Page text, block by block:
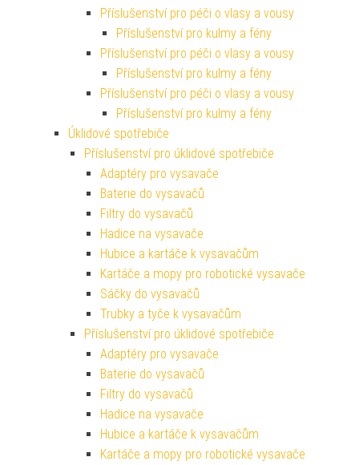
Příslušenství pro péči o vlasy a vousy
Příslušenství pro kulmy a fény
Příslušenství pro péči o vlasy a vousy
Příslušenství pro kulmy a fény
Příslušenství pro péči o vlasy a vousy
Příslušenství pro kulmy a fény
Úklidové spotřebiče
Příslušenství pro úklidové spotřebiče
Adaptéry pro vysavače
Baterie do vysavačů
Filtry do vysavačů
Hadice na vysavače
Hubice a kartáče k vysavačům
Kartáče a mopy pro robotické vysavače
Sáčky do vysavačů
Trubky a tyče k vysavačům
Příslušenství pro úklidové spotřebiče
Adaptéry pro vysavače
Baterie do vysavačů
Filtry do vysavačů
Hadice na vysavače
Hubice a kartáče k vysavačům
Kartáče a mopy pro robotické vysavače